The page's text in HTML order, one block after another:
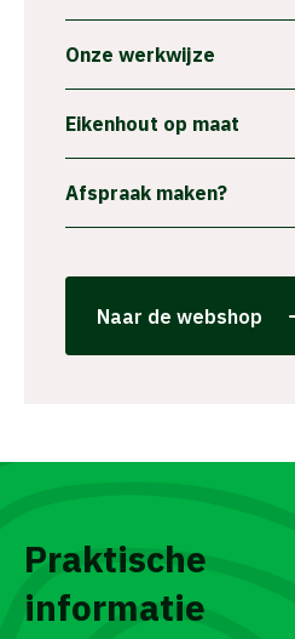
Onze werkwijze
Eikenhout op maat
Afspraak maken?
Naar de webshop
Praktische
informatie